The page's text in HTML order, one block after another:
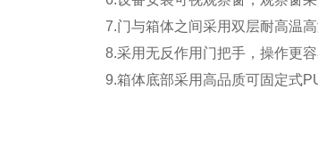
7.门与箱体之间采用双层耐高温
8.采用无反作用门把手，操作更容
9.箱体底部采用高品质可固定式